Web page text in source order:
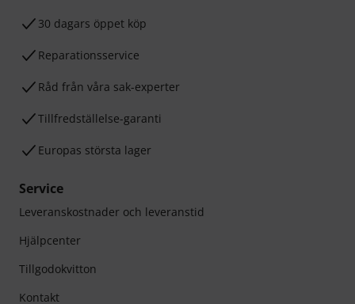
30 dagars öppet köp
Reparationsservice
Råd från våra sak-experter
Tillfredställelse-garanti
Europas största lager
Service
Leveranskostnader och leveranstid
Hjälpcenter
Tillgodokvitton
Kontakt